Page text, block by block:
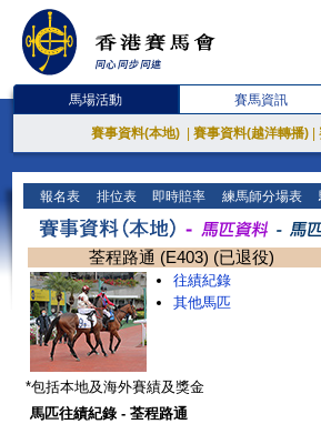
馬場活動 賽馬資訊
賽事資料(本地) 賽事資料(越洋轉播)
報名表 排位表 即時賠率 練馬師分場表
荃程路通 (E403) (已退役)
往績紀錄
其他馬匹
*包括本地及海外賽績及獎金
馬匹往績紀錄 - 荃程路通